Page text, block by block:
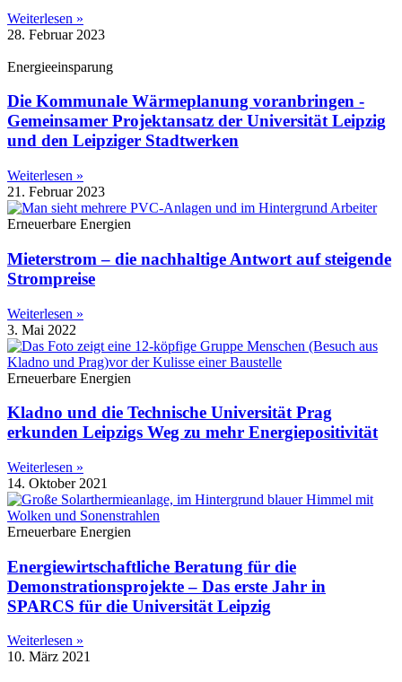
Weiterlesen »
28. Februar 2023
Energieeinsparung
Die Kommunale Wärmeplanung voranbringen -
Gemeinsamer Projektansatz der Universität Leipzig
und den Leipziger Stadtwerken
Weiterlesen »
21. Februar 2023
Erneuerbare Energien
Mieterstrom – die nachhaltige Antwort auf steigende
Strompreise
Weiterlesen »
3. Mai 2022
Erneuerbare Energien
Kladno und die Technische Universität Prag
erkunden Leipzigs Weg zu mehr Energiepositivität
Weiterlesen »
14. Oktober 2021
Erneuerbare Energien
Energiewirtschaftliche Beratung für die
Demonstrationsprojekte – Das erste Jahr in
SPARCS für die Universität Leipzig
Weiterlesen »
10. März 2021